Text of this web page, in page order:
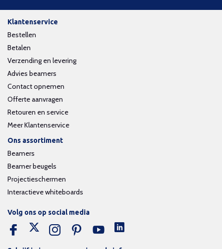
Klantenservice
Bestellen
Betalen
Verzending en levering
Advies beamers
Contact opnemen
Offerte aanvragen
Retouren en service
Meer Klantenservice
Ons assortiment
Beamers
Beamer beugels
Projectieschermen
Interactieve whiteboards
Volg ons op social media